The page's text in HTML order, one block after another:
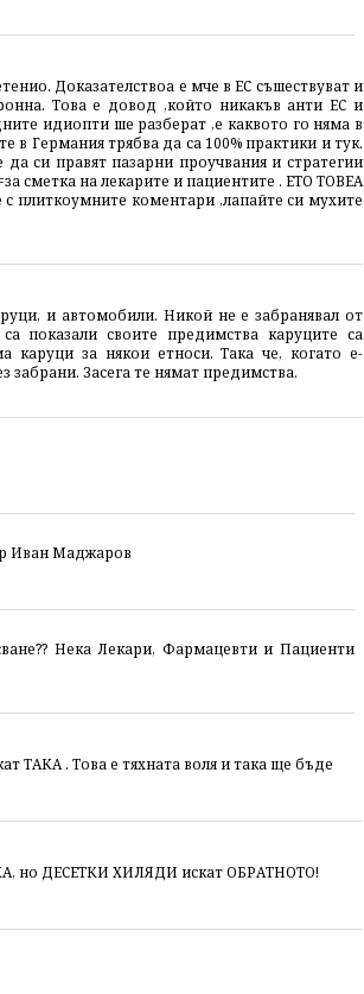
Доказателствоа е мче в ЕС съшествуват и
Това е довод ,който никакъв анти ЕС и
идиопти ше разберат ,е каквото го няма в
в Германия трябва да са 100% практики и тук.
си правят пазарни проучвания и стратегии
сметка на лекарите и пациентите . ЕТО ТОВЕА
коментари ,лапайте си мухите
и автомобили. Никой не е забранявал от
показали своите предимства каруците са
за някои етноси. Така че, когато е-
забрани. Засега те нямат предимства.
р Иван Маджаров
Нека Лекари, Фармацевти и Пациенти
ТАКА . Това е тяхната воля и така ще бъде
но ДЕСЕТКИ ХИЛЯДИ искат ОБРАТНОТО!